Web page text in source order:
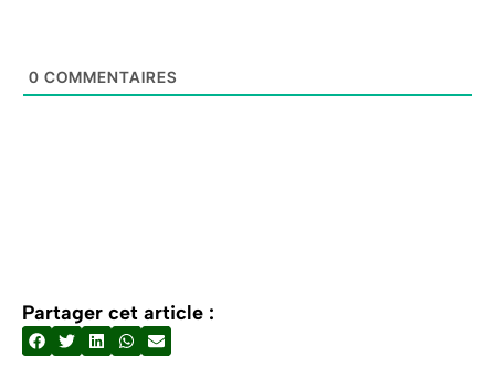
0 COMMENTAIRES
Partager cet article :